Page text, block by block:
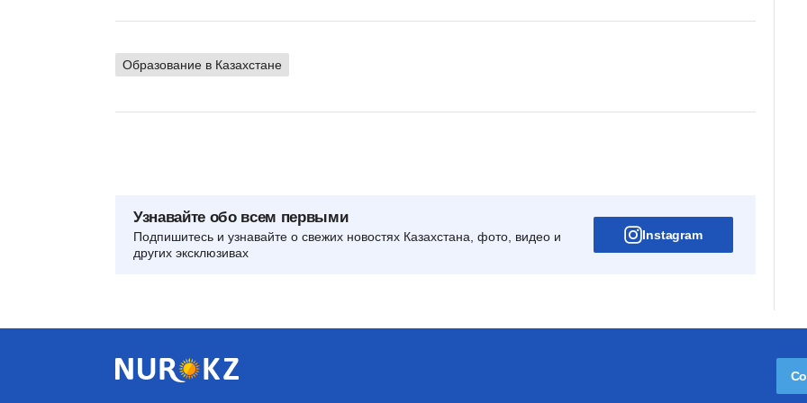
Образование в Казахстане
Узнавайте обо всем первыми
Подпишитесь и узнавайте о свежих новостях Казахстана, фото, видео и
других эксклюзивах
Instagram